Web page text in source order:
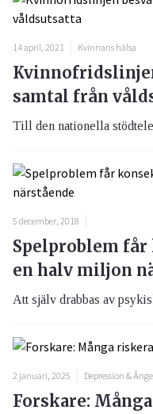
14 april, 2021 Kvinnans hälsa
samtal från
5 december, 2018
Spelproblem
en halv miljon
2 januari, 2025 Depression &
Forskare: